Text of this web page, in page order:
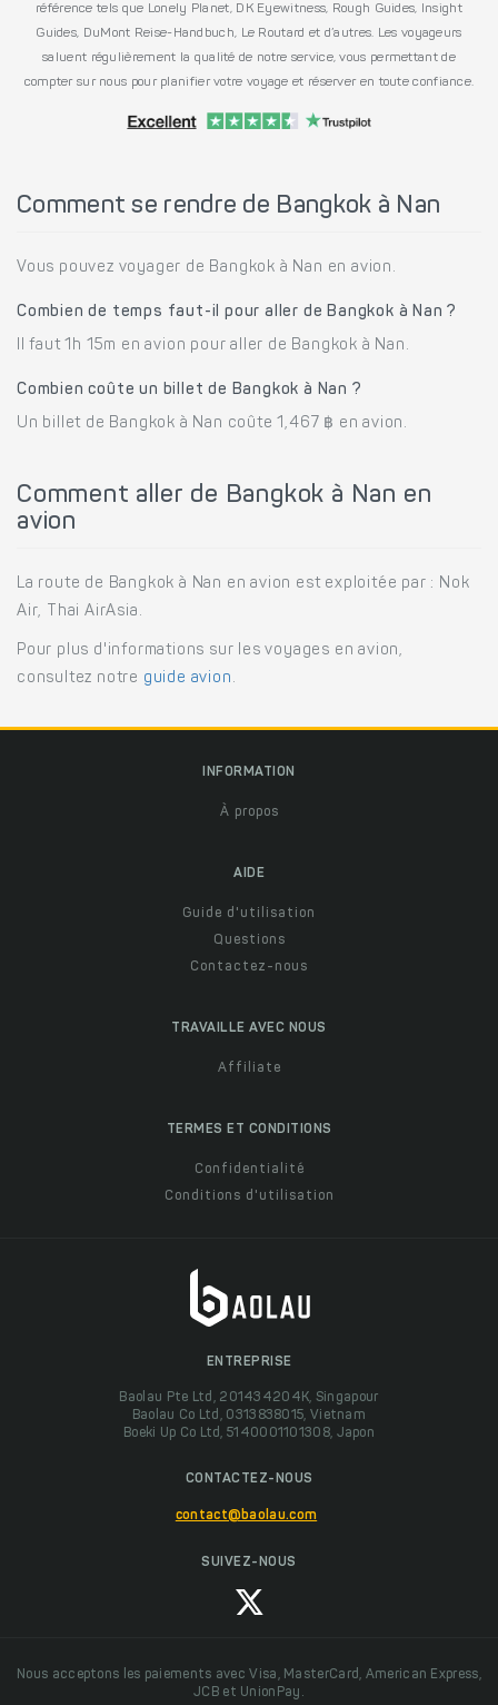
référence tels que Lonely Planet, DK Eyewitness, Rough Guides, Insight
Guides, DuMont Reise-Handbuch, Le Routard et d’autres. Les voyageurs
saluent régulièrement la qualité de notre service, vous permettant de
compter sur nous pour planifier votre voyage et réserver en toute confiance.
Comment se rendre de Bangkok à Nan
Vous pouvez voyager de Bangkok à Nan en avion.
Combien de temps faut-il pour aller de Bangkok à Nan ?
Il faut 1h 15m en avion pour aller de Bangkok à Nan.
Combien coûte un billet de Bangkok à Nan ?
Un billet de Bangkok à Nan coûte 1,467 ฿ en avion.
Comment aller de Bangkok à Nan en
avion
La route de Bangkok à Nan en avion est exploitée par : Nok
Air, Thai AirAsia.
Pour plus d'informations sur les voyages en avion,
consultez notre guide avion .
INFORMATION
À propos
AIDE
Guide d'utilisation
Questions
Contactez-nous
TRAVAILLE AVEC NOUS
Affiliate
TERMES ET CONDITIONS
Confidentialité
Conditions d'utilisation
ENTREPRISE
Baolau Pte Ltd, 201434204K, Singapour
Baolau Co Ltd, 0313838015, Vietnam
Boeki Up Co Ltd, 5140001101308, Japon
CONTACTEZ-NOUS
contact@baolau.com
SUIVEZ-NOUS
Nous acceptons les paiements avec Visa, MasterCard, American Express,
JCB et UnionPay.